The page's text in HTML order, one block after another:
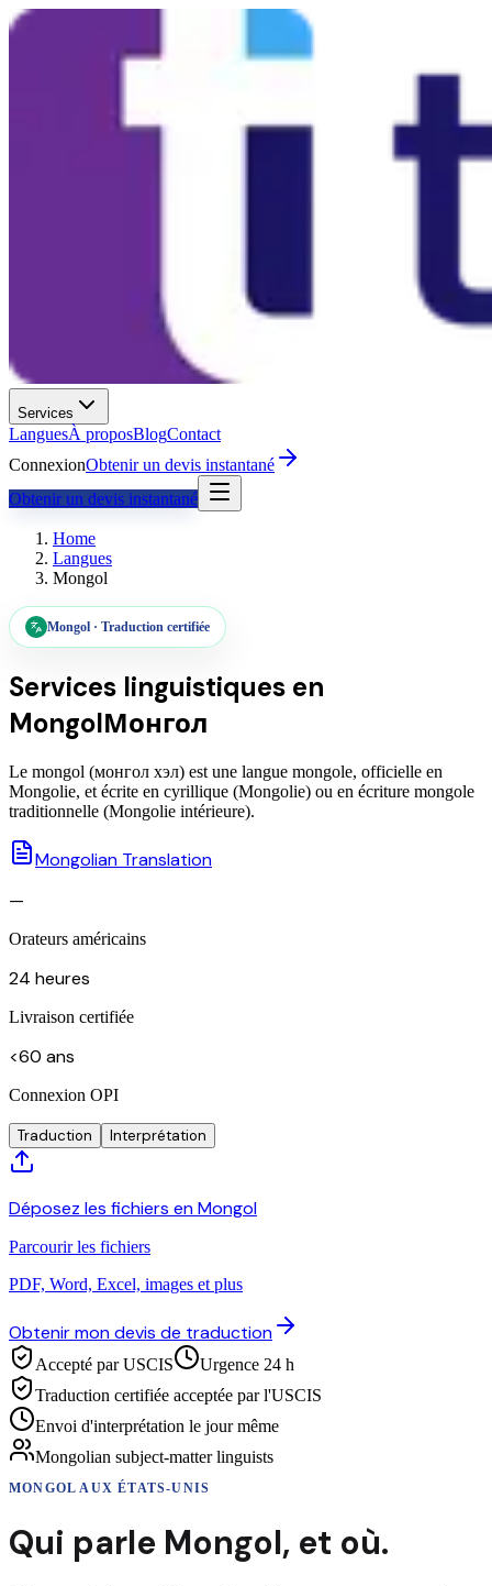
Services
LanguesÀ proposBlogContact
ConnexionObtenir un devis instantané
Obtenir un devis instantané
Home
Langues
Mongol
Mongol · Traduction certifiée
Services linguistiques en
MongolМонгол
Le mongol (монгол хэл) est une langue mongole, officielle en
Mongolie, et écrite en cyrillique (Mongolie) ou en écriture mongole
traditionnelle (Mongolie intérieure).
Mongolian Translation
—
Orateurs américains
24 heures
Livraison certifiée
<60 ans
Connexion OPI
Traduction Interprétation
Déposez les fichiers en Mongol
Parcourir les fichiers
PDF, Word, Excel, images et plus
Obtenir mon devis de traduction
Accepté par USCIS
Urgence 24 h
Traduction certifiée acceptée par l'USCIS
Envoi d'interprétation le jour même
Mongolian subject-matter linguists
MONGOL AUX ÉTATS-UNIS
Qui parle Mongol, et où.